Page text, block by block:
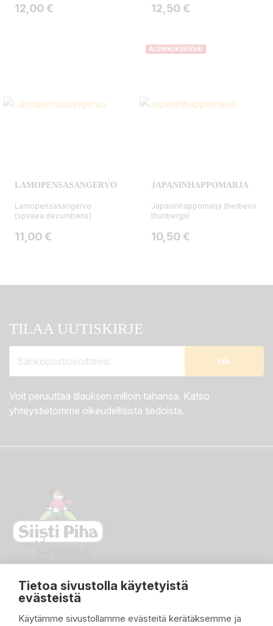
Tietoa sivustolla käytetyistä
evästeistä
Käytämme sivustollamme evästeitä kerätäksemme ja
Hinta
12,00 € Hinta
12,50 €
LAMOPENSASANGERVO
Lamopensasangervo
(spiraea decumbens)
Hinta
11,00 €
ALENNUKSESSA!
JAPANINHAPPOMARJA
Japaninhappomarja (berberis
thunbergii)
Hinta
10,50 €
TILAA UUTISKIRJE
Voit peruuttaa tilauksen milloin tahansa. Katso
yhteystietomme oikeudellisista tiedoista.